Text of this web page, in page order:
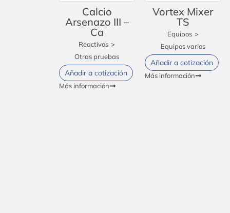
Calcio
Arsenazo III –
Ca
Reactivos >
Otras pruebas
Añadir a cotización
Más información
Vortex Mixer
TS
Equipos >
Equipos varios
Añadir a cotización
Más información